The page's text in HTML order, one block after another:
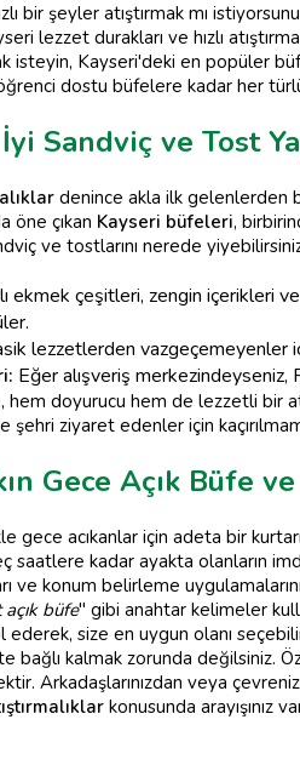
bir şeyler atıştırmak mı
lezzet durakları ve hızlı
isteyin, Kayseri'deki en popüler
dostu büfelere kadar her
Sandviç ve Tost
denince akla ilk gelenlerden
öne çıkan Kayseri büfeleri,
ve tostlarını nerede
ekmek çeşitleri, zengin içerikleri
lezzetlerden vazgeçemeyenler
Eğer alışveriş merkezindeyseniz,
, hem doyurucu hem de lezzetli bir
şehri ziyaret edenler için
Gece Açık Büfe
gece acıkanlar için adeta bir
saatlere kadar ayakta olanların
ve konum belirleme
büfe" gibi anahtar kelimeler
ederek, size en uygun olanı
bağlı kalmak zorunda değilsiniz.
Arkadaşlarınızdan veya
konusunda